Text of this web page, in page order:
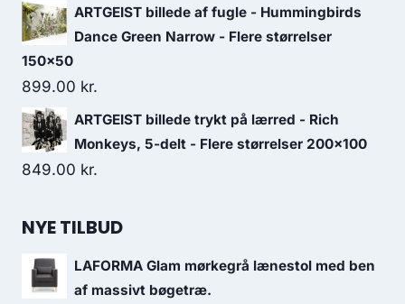
ARTGEIST billede af fugle - Hummingbirds
Dance Green Narrow - Flere størrelser
150x50
899.00 kr.
ARTGEIST billede trykt på lærred - Rich
Monkeys, 5-delt - Flere størrelser 200x100
849.00 kr.
NYE TILBUD
LAFORMA Glam mørkegrå lænestol med ben
af massivt bøgetræ.